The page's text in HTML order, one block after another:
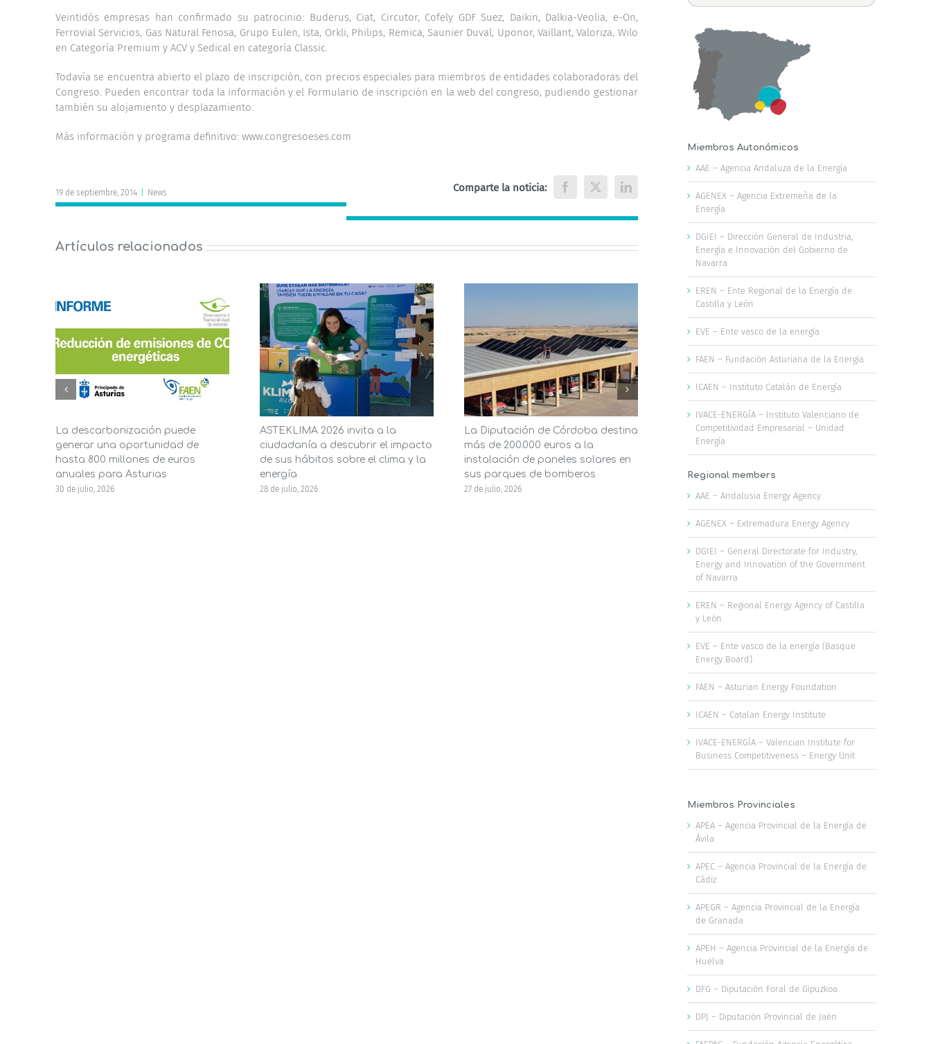
Veintidós empresas han confirmado su patrocinio: Buderus, Ciat, Circutor, Cofely GDF Suez, Daikin, Dalkia-Veolia, e-On,
Ferrovial Servicios, Gas Natural Fenosa, Grupo Eulen, Ista, Orkli, Philips, Remica, Saunier Duval, Uponor, Vaillant, Valoriza, Wilo
en Categoría Premium y ACV y Sedical en categoría Classic.
Todavía se encuentra abierto el plazo de inscripción, con precios especiales para miembros de entidades colaboradoras del
Congreso. Pueden encontrar toda la información y el Formulario de inscripción en la web del congreso, pudiendo gestionar
también su alojamiento y desplazamiento.
Más información y programa definitivo: www.congresoeses.com
19 de septiembre, 2014 News Comparte la noticia: Facebook
X LinkedIn
Artículos relacionados
La descarbonización puede
generar una oportunidad de
hasta 800 millones de euros
anuales para Asturias
30 de julio, 2026
ASTEKLIMA 2026 invita a la
ciudadanía a descubrir el impacto
de sus hábitos sobre el clima y la
energía
28 de julio, 2026
La Diputación de Córdoba destina
más de 200.000 euros a la
instalación de paneles solares en
sus parques de bomberos
27 de julio, 2026
El AMB aprueba medidas para
fomentar las energías renovables,
infraestructura verde
Miembros Autonómicos
AAE – Agencia Andaluza de la Energía
AGENEX – Agencia Extremeña de la
Energía
DGIEI – Dirección General de Industria,
Energía e Innovación del Gobierno de
Navarra
EREN – Ente Regional de la Energía de
Castilla y León
EVE – Ente vasco de la energía
FAEN – Fundación Asturiana de la Energía
ICAEN – Instituto Catalán de Energía
IVACE-ENERGÍA – Instituto Valenciano de
Competitividad Empresarial – Unidad
Energía
Regional members
AAE – Andalusia Energy Agency
AGENEX – Extremadura Energy Agency
DGIEI – General Directorate for Industry,
Energy and Innovation of the Government
of Navarra
EREN – Regional Energy Agency of Castilla
y León
EVE – Ente vasco de la energía (Basque
Energy Board)
FAEN – Asturian Energy Foundation
ICAEN – Catalan Energy Institute
IVACE-ENERGÍA – Valencian Institute for
Business Competitiveness – Energy Unit
Miembros Provinciales
APEA – Agencia Provincial de la Energía de
Ávila
APEC – Agencia Provincial de la Energía de
Cádiz
APEGR – Agencia Provincial de la Energía
de Granada
APEH – Agencia Provincial de la Energía de
Huelva
DFG – Diputación Foral de Gipuzkoa
DPJ – Diputación Provincial de Jaén